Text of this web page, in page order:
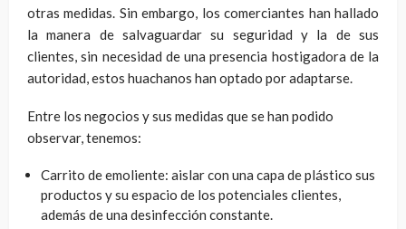
otras medidas. Sin embargo, los comerciantes han hallado
la manera de salvaguardar su seguridad y la de sus
clientes, sin necesidad de una presencia hostigadora de la
autoridad, estos huachanos han optado por adaptarse.
Entre los negocios y sus medidas que se han podido
observar, tenemos:
Carrito de emoliente: aislar con una capa de plástico sus
productos y su espacio de los potenciales clientes,
además de una desinfección constante.